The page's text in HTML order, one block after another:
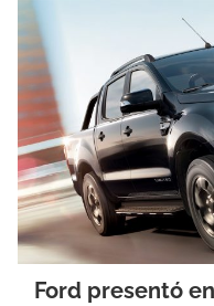
Ford presentó